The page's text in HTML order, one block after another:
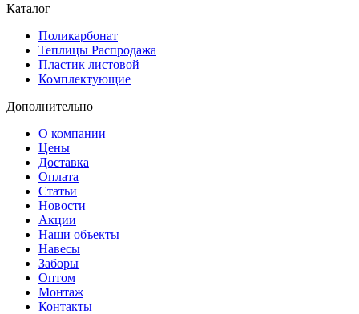
Каталог
Поликарбонат
Теплицы Распродажа
Пластик листовой
Комплектующие
Дополнительно
О компании
Цены
Доставка
Оплата
Статьи
Новости
Акции
Наши объекты
Навесы
Заборы
Оптом
Монтаж
Контакты